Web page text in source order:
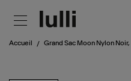
Accueil Grand Sac Moon Nylon